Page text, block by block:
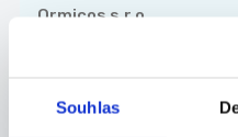
Souhlas
Ormicos s.r.o.
Nové